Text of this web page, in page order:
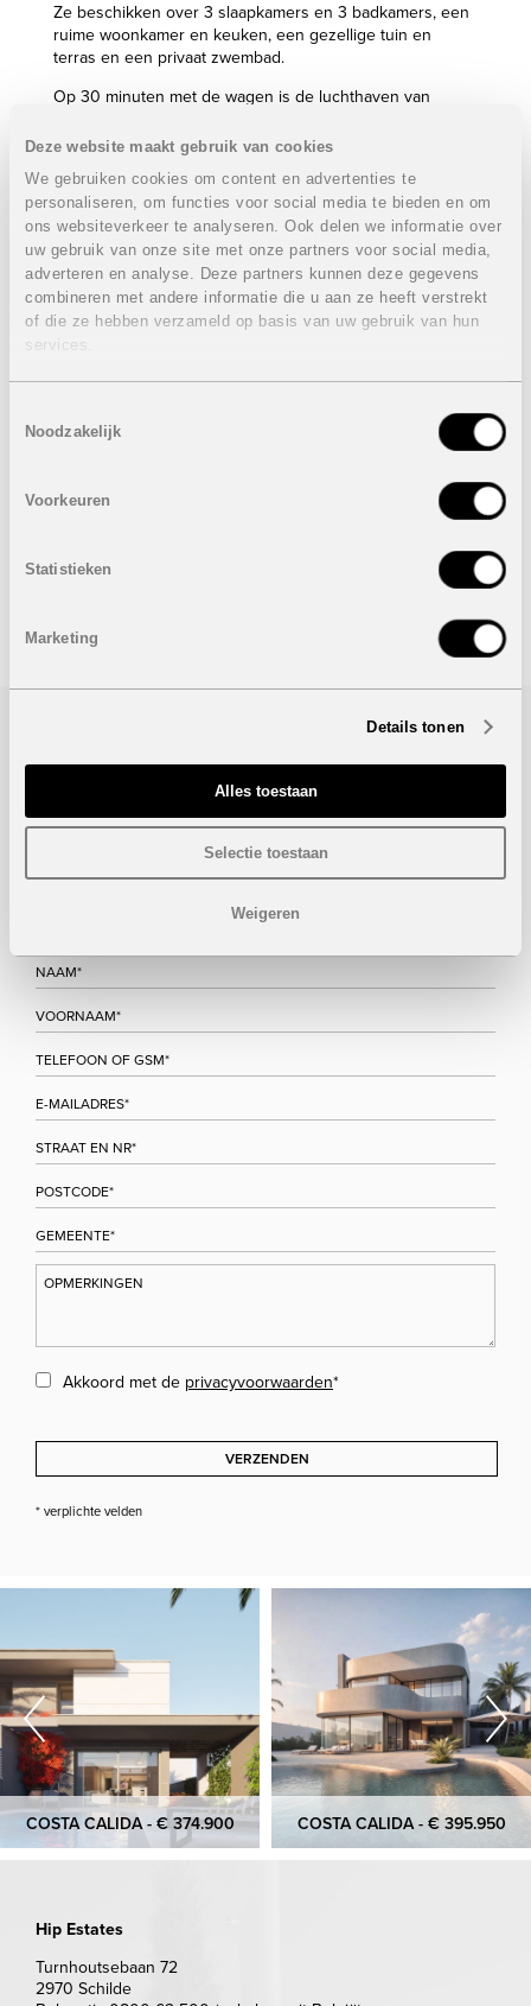
Deze website maakt gebruik van cookies
We gebruiken cookies om content en advertenties te
personaliseren, om functies voor social media te bieden en om
ons websiteverkeer te analyseren. Ook delen we informatie over
uw gebruik van onze site met onze partners voor social media,
adverteren en analyse. Deze partners kunnen deze gegevens
combineren met andere informatie die u aan ze heeft verstrekt
of die ze hebben verzameld op basis van uw gebruik van hun
services.
Noodzakelijk
Voorkeuren
Statistieken
Marketing
Details tonen
Alles toestaan
Selectie toestaan
Weigeren
Ze beschikken over 3 slaapkamers en 3 badkamers, een
ruime woonkamer en keuken, een gezellige tuin en
terras en een privaat zwembad.
Op 30 minuten met de wagen is de luchthaven van
Eigenschappen villa's: VERKOCHT
3 Slaapkamers
3 Badkamers
Bebouwde oppervlakte: 113 m²
Percelen: 190 m²
Ruime tuin en terras
Privaat zwembad: van 18 m² tot 26 m²
VERKOCHT
Inclusief:
Pre-installatie airconditioning
microgolf, afzuigkap, koelkast en afwasmachine
Wenst u meer informatie over dit project, gelieve dan dit
formulier in te vullen. Wij houden u zo snel mogelijk op de
Akkoord met de privacyvoorwaarden*
VERZENDEN
* verplichte velden
COSTA CALIDA - € 374.900 COSTA CALIDA - € 395.950
Hip Estates
Turnhoutsebaan 72
2970 Schilde